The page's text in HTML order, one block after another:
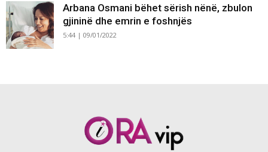
Arbana Osmani bëhet sërish nënë, zbulon
gjininë dhe emrin e foshnjës
5:44 | 09/01/2022